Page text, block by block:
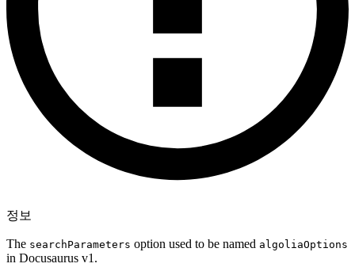
정보
The searchParameters option used to be named algoliaOptions
in Docusaurus v1.